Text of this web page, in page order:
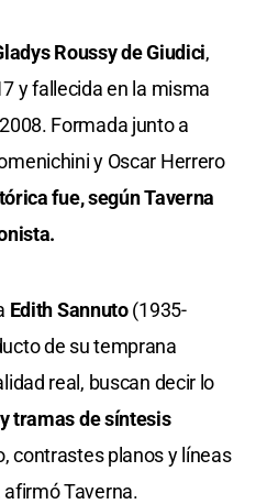
Roussy de Giudici,
y fallecida en la misma
Formada junto a
y Oscar Herrero
fue, según Taverna
Edith Sannuto(1935-
de su temprana
real, buscan decir lo
tramas de síntesis
contrastes planos y líneas
Taverna.